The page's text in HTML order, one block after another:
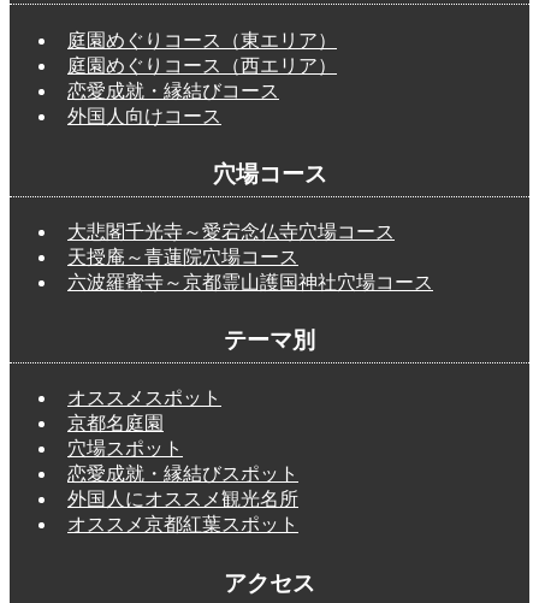
庭園めぐりコース（東エリア）
庭園めぐりコース（西エリア）
恋愛成就・縁結びコース
外国人向けコース
穴場コース
大悲閣千光寺～愛宕念仏寺穴場コース
天授庵～青蓮院穴場コース
六波羅蜜寺～京都霊山護国神社穴場コース
テーマ別
オススメスポット
京都名庭園
穴場スポット
恋愛成就・縁結びスポット
外国人にオススメ観光名所
オススメ京都紅葉スポット
アクセス